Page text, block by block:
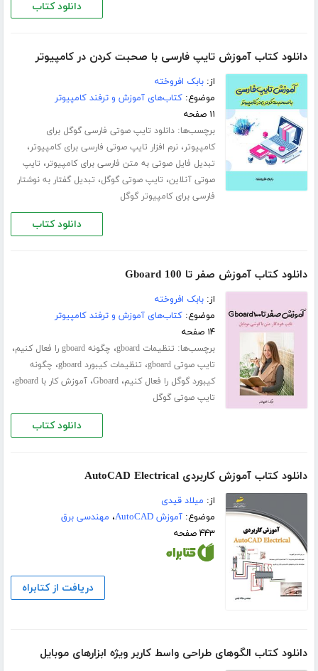
دانلود کتاب
دانلود کتاب آموزش تایپ فارسی با صحبت کردن در کامپیوتر
از:بابک افروخته
موضوع:کتاب‌های آموزش و ترفند کامپیوتر
۱۱ صفحه
برچسب‌ها:دانلود تایپ صوتی فارسی گوگل برای
کامپیوتر،نرم افزار تایپ صوتی فارسی برای کامپیوتر،
تبدیل فایل صوتی به متن فارسی برای کامپیوتر، تایپ
صوتی آنلاین، تایپ صوتی گوگل، تبدیل گفتار به نوشتار
فارسی برای کامپیوتر گوگل
دانلود کتاب
دانلود کتاب آموزش صفر تا 100 Gboard
از:بابک افروخته
موضوع:کتاب‌های آموزش و ترفند کامپیوتر
۱۴ صفحه
برچسب‌ها: تنظیمات gboard ، چگونه gboard را فعال کنیم ،
تایپ صوتی gboard ، تنظیمات کیبورد gboard ، چگونه
کیبورد گوگل را فعال کنیم،Gboard،آموزش کار با gboard ،
تایپ صوتی گوگل
دانلود کتاب
دانلود کتاب آموزش کاربردی AutoCAD Electrical
از: میلاد قیدی
موضوع:آموزش AutoCAD ، مهندسی برق
۴۴۳ صفحه
دریافت از کتابراه
دانلود کتاب الگوهای طراحی واسط کاربر ویژه ابزارهای موبایل